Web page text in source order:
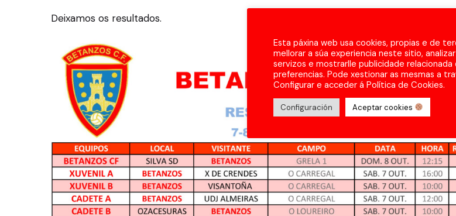
Deixamos os resultados.
Esta páxina web usa cookies, propias e de
mellorar a súa experiencia neste sitio,
servizos e mostrarlle publicidade relacionada
preferencias. Pode xestionar as mesmas a
Configurar e acceder á Política de Cookies.
Configuración Aceptar cookies